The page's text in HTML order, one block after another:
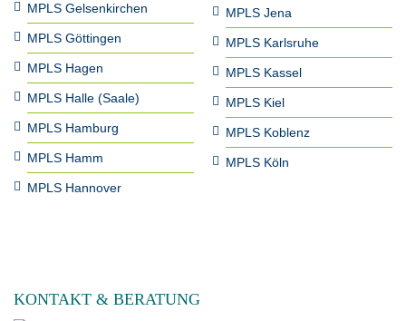
MPLS Gelsenkirchen
MPLS Göttingen
MPLS Hagen
MPLS Halle (Saale)
MPLS Hamburg
MPLS Hamm
MPLS Hannover
MPLS Jena
MPLS Karlsruhe
MPLS Kassel
MPLS Kiel
MPLS Koblenz
MPLS Köln
KONTAKT & BERATUNG